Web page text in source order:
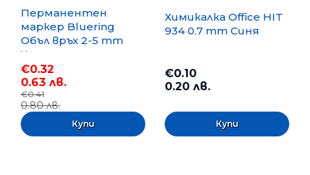
Перманентен
маркер Bluering
Объл връх 2-5 mm
Черен
€0.32
0.63 лв.
€0.41
0.80 лв.
Химикалка Office HIT
934 0.7 mm Синя
€0.10
0.20 лв.